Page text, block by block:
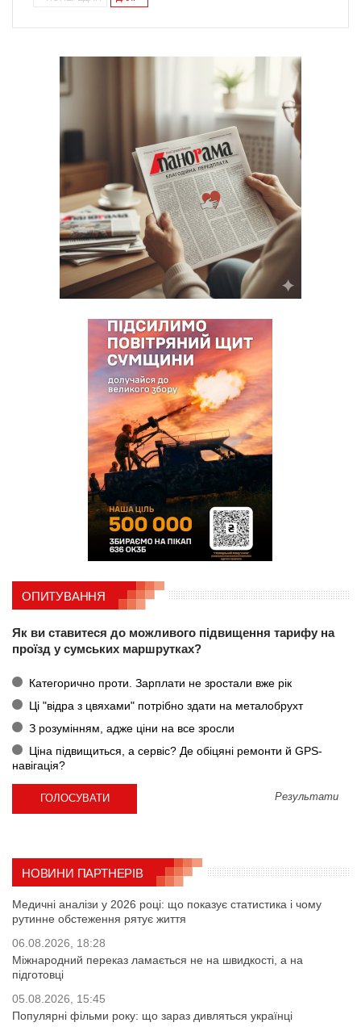
ОПИТУВАННЯ
Як ви ставитеся до можливого підвищення тарифу на
проїзд у сумських маршрутках?
Категорично проти. Зарплати не зростали вже рік
Ці "відра з цвяхами" потрібно здати на металобрухт
З розумінням, адже ціни на все зросли
Ціна підвищиться, а сервіс? Де обіцяні ремонти й GPS-
навігація?
Результати
НОВИНИ ПАРТНЕРІВ
Медичні аналізи у 2026 році: що показує статистика і чому
рутинне обстеження рятує життя
06.08.2026, 18:28
Міжнародний переказ ламається не на швидкості, а на
підготовці
05.08.2026, 15:45
Популярні фільми року: що зараз дивляться українці